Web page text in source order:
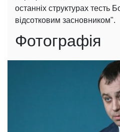
останніх структурах тесть
відсотковим засновником".
Фотографія